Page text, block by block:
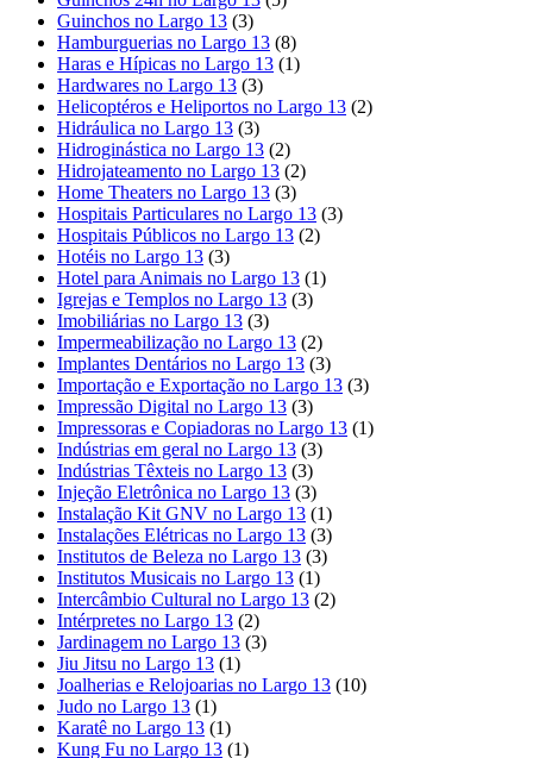
Guinchos no Largo 13 (3)
Hamburguerias no Largo 13 (8)
Haras e Hípicas no Largo 13 (1)
Hardwares no Largo 13 (3)
Helicoptéros e Heliportos no Largo 13 (2)
Hidráulica no Largo 13 (3)
Hidroginástica no Largo 13 (2)
Hidrojateamento no Largo 13 (2)
Home Theaters no Largo 13 (3)
Hospitais Particulares no Largo 13 (3)
Hospitais Públicos no Largo 13 (2)
Hotéis no Largo 13 (3)
Hotel para Animais no Largo 13 (1)
Igrejas e Templos no Largo 13 (3)
Imobiliárias no Largo 13 (3)
Impermeabilização no Largo 13 (2)
Implantes Dentários no Largo 13 (3)
Importação e Exportação no Largo 13 (3)
Impressão Digital no Largo 13 (3)
Impressoras e Copiadoras no Largo 13 (1)
Indústrias em geral no Largo 13 (3)
Indústrias Têxteis no Largo 13 (3)
Injeção Eletrônica no Largo 13 (3)
Instalação Kit GNV no Largo 13 (1)
Instalações Elétricas no Largo 13 (3)
Institutos de Beleza no Largo 13 (3)
Institutos Musicais no Largo 13 (1)
Intercâmbio Cultural no Largo 13 (2)
Intérpretes no Largo 13 (2)
Jardinagem no Largo 13 (3)
Jiu Jitsu no Largo 13 (1)
Joalherias e Relojoarias no Largo 13 (10)
Judo no Largo 13 (1)
Karatê no Largo 13 (1)
Kung Fu no Largo 13 (1)